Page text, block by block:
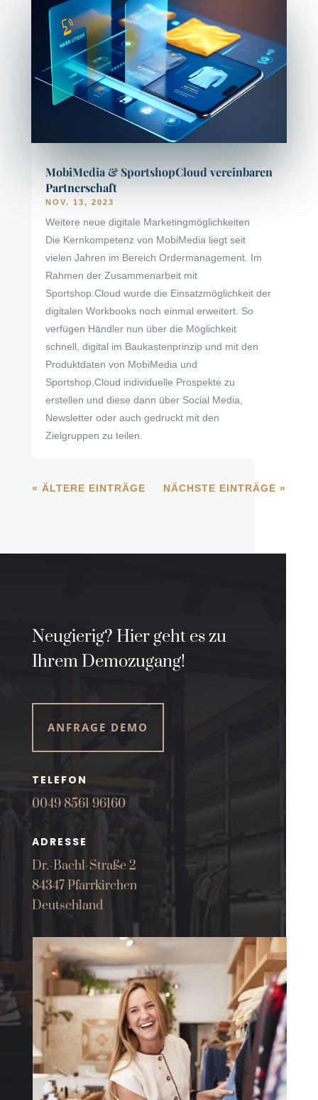
MobiMedia & SportshopCloud vereinbaren
Partnerschaft
NOV. 13, 2023
Weitere neue digitale Marketingmöglichkeiten
Die Kernkompetenz von MobiMedia liegt seit
vielen Jahren im Bereich Ordermanagement. Im
Rahmen der Zusammenarbeit mit
Sportshop.Cloud wurde die Einsatzmöglichkeit der
digitalen Workbooks noch einmal erweitert. So
verfügen Händler nun über die Möglichkeit
schnell, digital im Baukastenprinzip und mit den
Produktdaten von MobiMedia und
Sportshop.Cloud individuelle Prospekte zu
erstellen und diese dann über Social Media,
Newsletter oder auch gedruckt mit den
Zielgruppen zu teilen.
« ÄLTERE EINTRÄGE NÄCHSTE EINTRÄGE »
Neugierig? Hier geht es zu
Ihrem Demozugang!
ANFRAGE DEMO
TELEFON
0049 8561 96160
ADRESSE
Dr.-Bachl-Straße 2
84347 Pfarrkirchen
Deutschland